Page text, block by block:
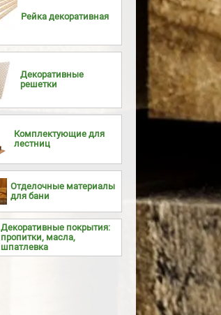
Рейка декоративная
Декоративные
решетки
Комплектующие для
лестниц
Отделочные материалы
для бани
Декоративные покрытия:
пропитки, масла,
шпатлевка